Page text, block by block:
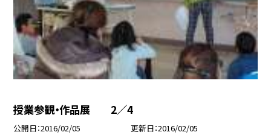
授業参観・作品展 2／4
公開日 2016/02/05 更新日 2016/02/05